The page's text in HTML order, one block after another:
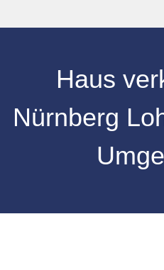
Haus
Nürnberg